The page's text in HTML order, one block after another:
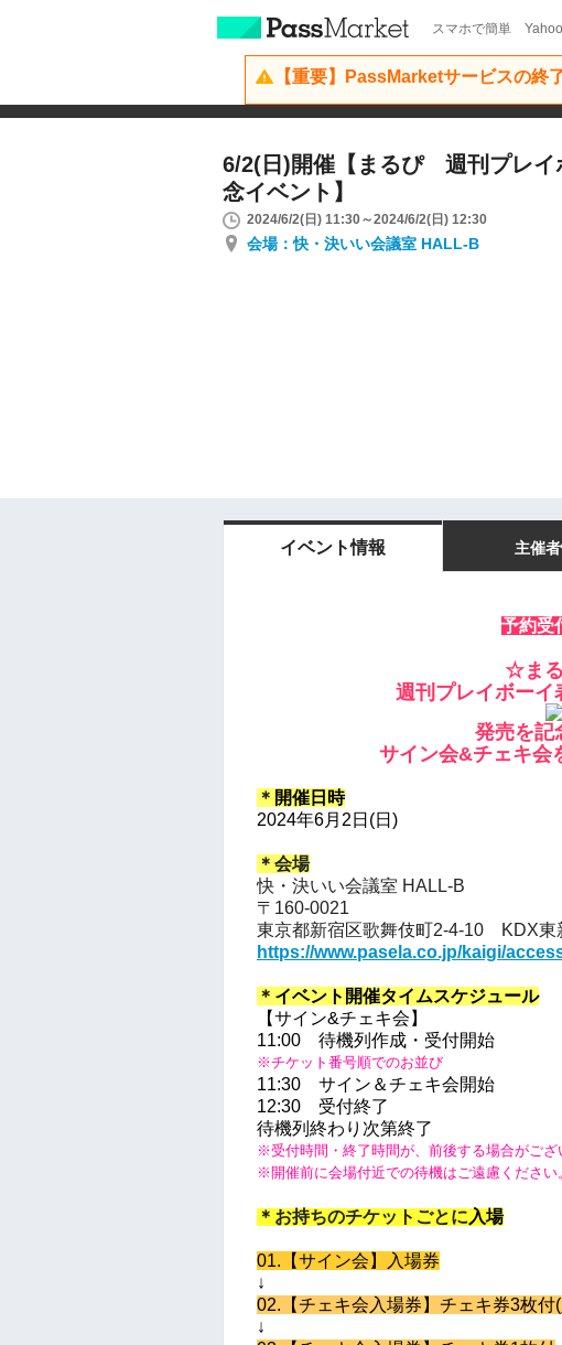
スマホで簡単
【重要】PassMarketサービスの終
6/2(日)開催【まるぴ 週刊プレイ
念イベント】
2024/6/2(日) 11:30～2024/6/2(日) 12:30
会場：快・決いい会議室 HALL-B
イベント情報 主催
予約受
☆ま
週刊プレイボーイ
発売を記
サイン会&チェキ会
＊ 開催日時
2024年6月2日(日)
＊会場
快・決いい会議室 HALL-B
〒160-0021
東京都新宿区歌舞伎町2-4-10 KDX東
https://www.pasela.co.jp/kaigi/
＊ イベント開催タイムスケジュール
【サイン&チェキ会】
11:00 待機列作成・ 受付開始
※チケット番号順でのお並び
11:30 サイン＆チェキ会開始
12:30 受付終了
待機列終わり次第終了
※受付時間・終了時間が、 前後する場合が ござ
※開催前に会場付近での待機はご遠慮ください
＊お持ちのチケットごとに 入場
01.【サイン会】入場券
↓
02.【チェキ会入場券】チェキ券3枚
↓